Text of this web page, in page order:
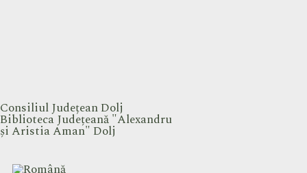
Consiliul Județean Dolj
Biblioteca Județeană "Alexandru
și Aristia Aman" Dolj